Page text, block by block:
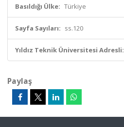
Basıldığı Ülke: Türkiye
Sayfa Sayıları: ss.120
Yıldız Teknik Üniversitesi Adresli:
Paylaş